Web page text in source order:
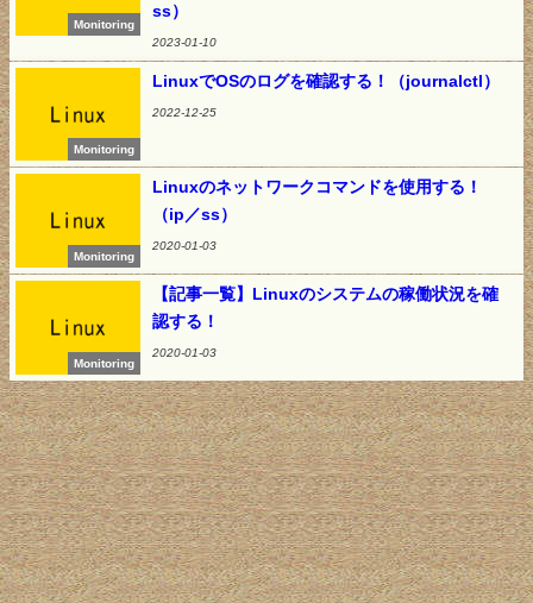
Monitoring
ss）
2023-01-10
Monitoring
LinuxでOSのログを確認する！（journalctl）
2022-12-25
Monitoring
Linuxのネットワークコマンドを使用する！
（ip／ss）
2020-01-03
Monitoring
【記事一覧】Linuxのシステムの稼働状況を確
認する！
2020-01-03